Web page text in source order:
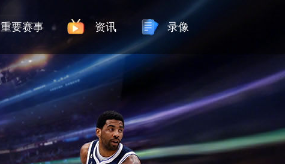
重要赛事 资讯 录像